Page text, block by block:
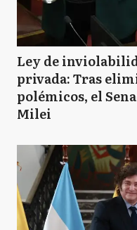
Ley de
privada: Tras
polémicos, el
Milei